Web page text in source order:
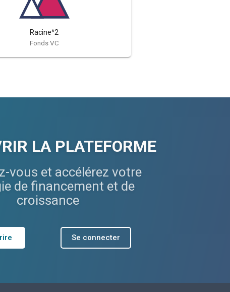
Racine^2
Fonds VC
LA PLATEFORME
vous et accélérez votre
de financement et de
croissance
Se connecter